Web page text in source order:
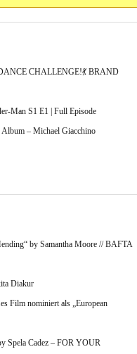
CHALLENGE!💃 BRAND
Man S1 E1 | Full Episode
– Michael Giacchino
by Samantha Moore // BAFTA
Diakur
Film nominiert als „European
Spela Cadez – FOR YOUR